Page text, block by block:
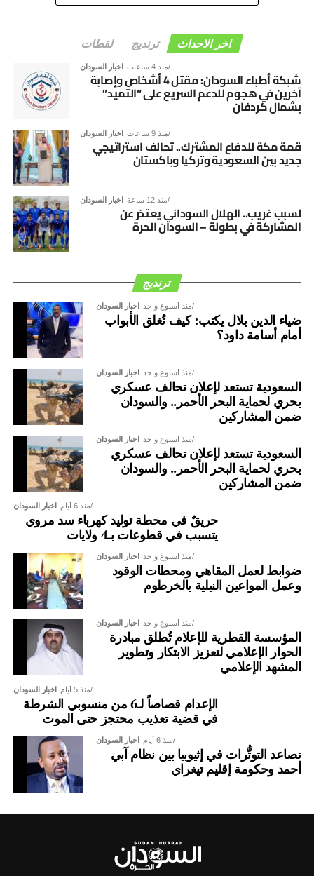
اخر الاحداث ترنديج لقطات
اخبار السودان منذ 4 ساعات
شبكة أطباء السودان: مقتل 4 أشخاص وإصابة
آخرين في هجوم للدعم السريع على “التميد”
بشمال كردفان
اخبار السودان منذ 9 ساعات
قمة مكة للدفاع المشترك.. تحالف استراتيجي
جديد بين السعودية وتركيا وباكستان
اخبار السودان منذ 12 ساعة
لسبب غريب.. الهلال السوداني يعتذر عن
المشاركة في بطولة – السودان الحرة
ترنديج
اخبار السودان منذ أسبوع واحد
ضياء الدين بلال يكتب: كيف تُغلق الأبواب
أمام أسامة داود؟
اخبار السودان منذ أسبوع واحد
السعودية تستعد لإعلان تحالف عسكري
بحري لحماية البحر الأحمر.. والسودان
ضمن المشاركين
اخبار السودان منذ أسبوع واحد
السعودية تستعد لإعلان تحالف عسكري
بحري لحماية البحر الأحمر.. والسودان
ضمن المشاركين
اخبار السودان منذ 6 أيام
حريقٌ في محطة توليد كهرباء سد مروي
يتسبب في قطوعات بـ4 ولايات
اخبار السودان منذ أسبوع واحد
ضوابط لعمل المقاهي ومحطات الوقود
وعمل المواعين النيلية بالخرطوم
اخبار السودان منذ أسبوع واحد
المؤسسة القطرية للإعلام تُطلق مبادرة
الحوار الإعلامي لتعزيز الابتكار وتطوير
المشهد الإعلامي
اخبار السودان منذ 5 أيام
الإعدام قصاصاً لـ6 من منسوبي الشرطة
في قضية تعذيب محتجز حتى الموت
اخبار السودان منذ 6 أيام
تصاعد التوتُّرات في إثيوبيا بين نظام آبي
أحمد وحكومة إقليم تيغراي